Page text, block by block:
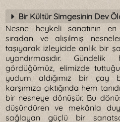
Bir Kültür Simgesinin Dev
Nesne heykeli sanatının
sıradan ve alışılmış
taşıyarak izleyicide anlık bir
uyandırmasıdır.
gördüğümüz, elimizde
yudum aldığımız bir çay
karşımıza çıktığında hem
bir nesneye dönüşür. Bu
düşündüren ve mekânla
sağlayan güçlü bir